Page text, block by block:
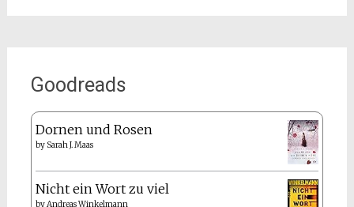
Goodreads
Dornen und Rosen
by Sarah J. Maas
Nicht ein Wort zu viel
byAndreas Winkelmann